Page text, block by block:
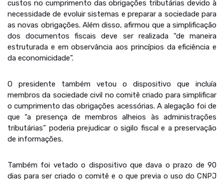
custos no cumprimento das obrigações tributárias devido à
necessidade de evoluir sistemas e preparar a sociedade para
as novas obrigações. Além disso, afirmou que a simplificação
dos documentos fiscais deve ser realizada “de maneira
estruturada e em observância aos princípios da eficiência e
da economicidade”.
O presidente também vetou o dispositivo que incluía
membros da sociedade civil no comitê criado para simplificar
o cumprimento das obrigações acessórias. A alegação foi de
que “a presença de membros alheios às administrações
tributárias” poderia prejudicar o sigilo fiscal e a preservação
de informações.
Também foi vetado o dispositivo que dava o prazo de 90
dias para ser criado o comitê e o que previa o uso do CNPJ